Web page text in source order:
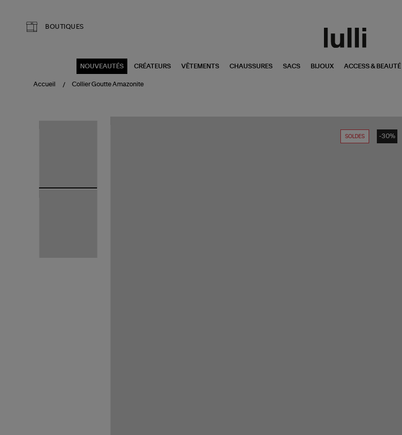
BOUTIQUES
NOUVEAUTÉS CRÉATEURS VÊTEMENTS CHAUSSURES SACS BIJOUX ACCESS & BEAUTÉ
Accueil Collier Goutte Amazonite
SOLDES -30%